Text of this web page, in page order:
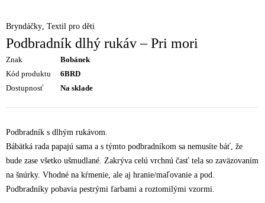
Bryndáčky Textil pro děti
Podbradník dlhý rukáv – Pri mori
Znak
Bobánek
Kód produktu
6BRD
Dostupnosť
Na sklade
Podbradník s dlhým rukávom.
Bábätká rada papajú sama a s týmto podbradníkom sa nemusíte báť, že
bude zase všetko ušmudlané. Zakrýva celú vrchnú časť tela so zaväzovaním
na šnúrky. Vhodné na kŕmenie, ale aj hranie/maľovanie a pod.
Podbradníky pobavia pestrými farbami a roztomilými vzormi.